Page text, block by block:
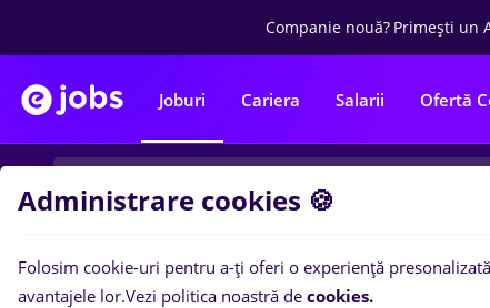
Companie nouă? Primești un
Joburi Cariera Salarii Ofertă
Filtre
Administrare cookies 🍪
Folosim cookie-uri pentru a-ți oferi o experiență
avantajele lor.Vezi politica noastră de cookies.